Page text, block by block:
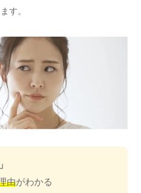
す。
由がわかる